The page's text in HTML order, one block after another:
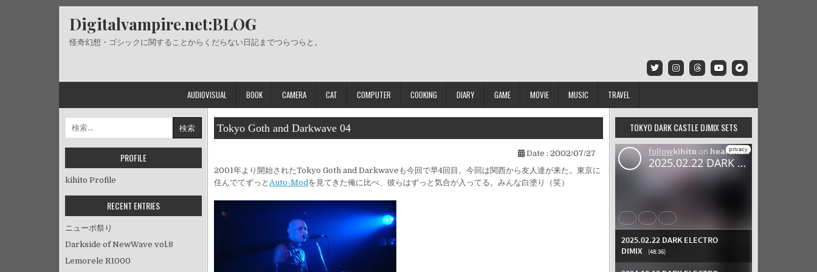
Digitalvampire.net:BLOG
怪奇幻想・ゴシックに関することからくだらない日記までつらつらと。
AUDIOVISUAL BOOK CAMERA CAT COMPUTER COOKING DIARY GAME MOVIE MUSIC TRAVEL
Tokyo Goth and Darkwave 04
Date : 2002/07/27
2001年より開始されたTokyo Goth and Darkwaveも今回で早4回目。今回は関西から友人達が来た。東京に
住んでてずっと Auto-Modを見てきた俺に比べ、彼らはずっと気合が入ってる。みんな白塗り（笑）
索:
PROFILE
kihito Profile
RECENT ENTRIES
ニューポ祭り
Darkside of NewWave vol.8
Lemorele R1000
TOKYO DARK CASTLE DJMIX SETS